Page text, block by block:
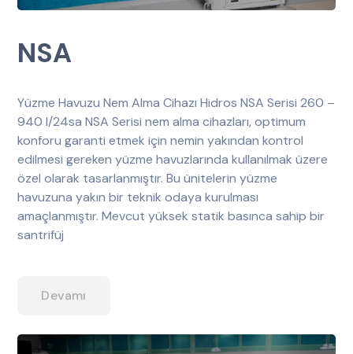
NSA
Yüzme Havuzu Nem Alma Cihazı Hidros NSA Serisi 260 –
940 l/24sa NSA Serisi nem alma cihazları, optimum
konforu garanti etmek için nemin yakından kontrol
edilmesi gereken yüzme havuzlarında kullanılmak üzere
özel olarak tasarlanmıştır. Bu ünitelerin yüzme
havuzuna yakın bir teknik odaya kurulması
amaçlanmıştır. Mevcut yüksek statik basınca sahip bir
santrifüj
Devamı